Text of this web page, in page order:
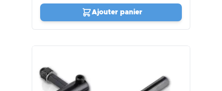
Ajouter panier